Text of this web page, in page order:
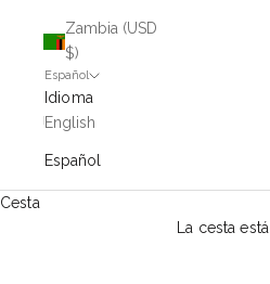
Zambia (USD
$)
Español
Idioma
English
Español
Cesta
La cesta